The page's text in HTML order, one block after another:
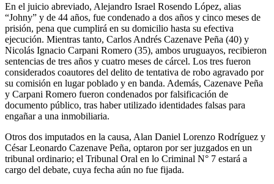
En el juicio abreviado, Alejandro Israel Rosendo López, alias
“Johny” y de 44 años, fue condenado a dos años y cinco meses de
prisión, pena que cumplirá en su domicilio hasta su efectiva
ejecución. Mientras tanto, Carlos Andrés Cazenave Peña (40) y
Nicolás Ignacio Carpani Romero (35), ambos uruguayos, recibieron
sentencias de tres años y cuatro meses de cárcel. Los tres fueron
considerados coautores del delito de tentativa de robo agravado por
su comisión en lugar poblado y en banda. Además, Cazenave Peña
y Carpani Romero fueron condenados por falsificación de
documento público, tras haber utilizado identidades falsas para
engañar a una inmobiliaria.
Otros dos imputados en la causa, Alan Daniel Lorenzo Rodríguez y
César Leonardo Cazenave Peña, optaron por ser juzgados en un
tribunal ordinario; el Tribunal Oral en lo Criminal N° 7 estará a
cargo del debate, cuya fecha aún no fue fijada.